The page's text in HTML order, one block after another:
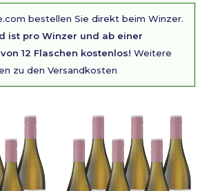
bestellen Sie direkt beim Winzer.
ist pro Winzer und ab einer
12 Flaschen kostenlos! Weitere
zu den Versandkosten